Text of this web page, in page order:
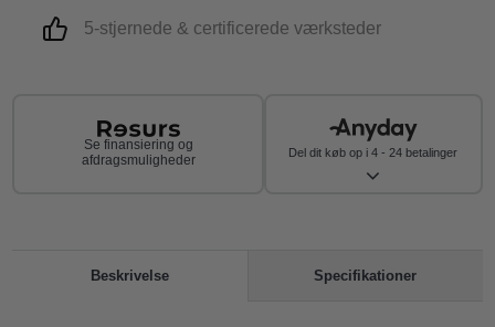
5-stjernede & certificerede værksteder
Se finansiering og
afdragsmuligheder
Del dit køb op i 4 - 24 betalinger
Beskrivelse Specifikationer